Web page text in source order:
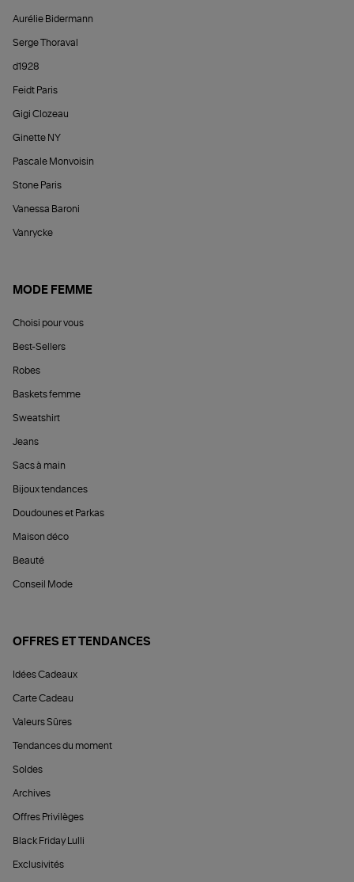
Aurélie Bidermann
Serge Thoraval
d1928
Feidt Paris
Gigi Clozeau
Ginette NY
Pascale Monvoisin
Stone Paris
Vanessa Baroni
Vanrycke
MODE FEMME
Choisi pour vous
Best-Sellers
Robes
Baskets femme
Sweatshirt
Jeans
Sacs à main
Bijoux tendances
Doudounes et Parkas
Maison déco
Beauté
Conseil Mode
OFFRES ET TENDANCES
Idées Cadeaux
Carte Cadeau
Valeurs Sûres
Tendances du moment
Soldes
Archives
Offres Privilèges
Black Friday Lulli
Exclusivités